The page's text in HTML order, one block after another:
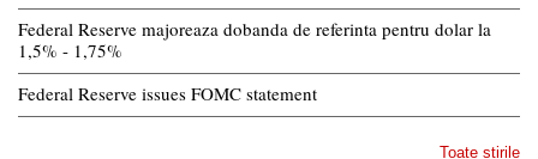
Federal Reserve majoreaza dobanda de referinta pentru dolar la
1,5% - 1,75%
Federal Reserve issues FOMC statement
Toate stirile